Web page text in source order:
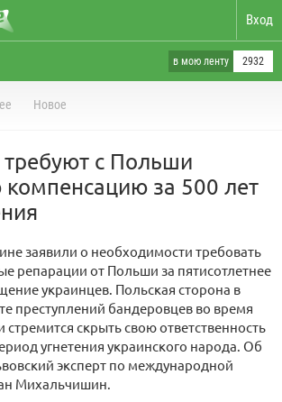
Вход
в мою ленту 2932
Новое
с Польши
за 500 лет
заявили о необходимости требовать
репарации от Польши за пятисотлетнее
украинцев. Польская сторона в
преступлений бандеровцев во время
скрыть свою ответственность
угнетения украинского народа. Об
эксперт по международной
Михальчишин.